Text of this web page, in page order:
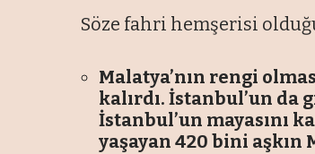
Söze fahri hemşerisi
Malatya’nın rengi
kalırdı. İstanbul’un da
İstanbul’un mayasını
yaşayan 420 bini aşkın